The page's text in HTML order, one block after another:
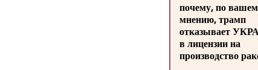
почему, по
мнению, трамп
отказывает
в лицензии на
производство